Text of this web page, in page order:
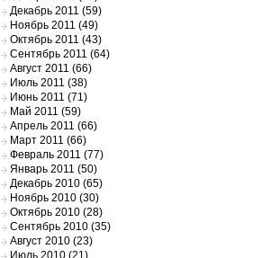
Декабрь 2011 (59)
Ноябрь 2011 (49)
Октябрь 2011 (43)
Сентябрь 2011 (64)
Август 2011 (66)
Июль 2011 (38)
Июнь 2011 (71)
Май 2011 (59)
Апрель 2011 (66)
Март 2011 (66)
Февраль 2011 (77)
Январь 2011 (50)
Декабрь 2010(65)
Ноябрь 2010(30)
Октябрь 2010(28)
Сентябрь 2010(35)
Август 2010(23)
Июль 2010(21)